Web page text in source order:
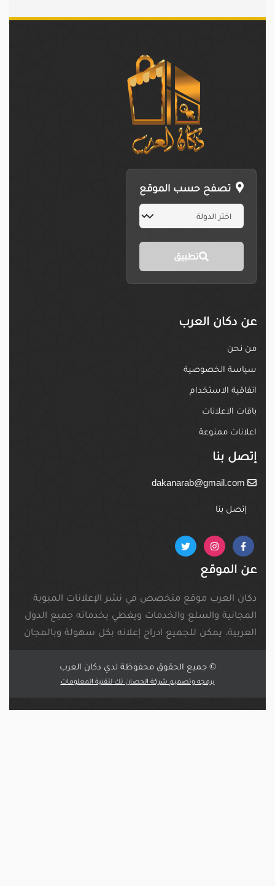
تصفح حسب الموقع
تطبيق
عن دكان العرب
من نحن
سياسة الخصوصية
اتفاقية الاستخدام
باقات الاعلانات
اعلانات ممنوعة
إتصل بنا
إتصل بنا
عن الموقع
دكان العرب موقع متخصص في نشر الإعلانات المبوبة
المجانية والسلع والخدمات ويغطي بخدماته جميع الدول
العربية، يمكن للجميع ادراج إعلانه بكل سهولة وبالمجان
© جميع الحقوق محفوظة لدي دكان العرب
برمجه وتصميم شركة الحصان تك لتقنية المعلومات